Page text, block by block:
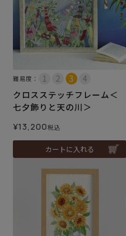
難易度：
クロスステッチフレーム＜
七夕飾りと天の川＞
¥13,200税込
カートに入れる